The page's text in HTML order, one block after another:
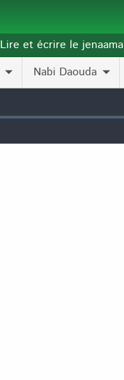
Nabi Daouda
Lire et écrire le jenaama